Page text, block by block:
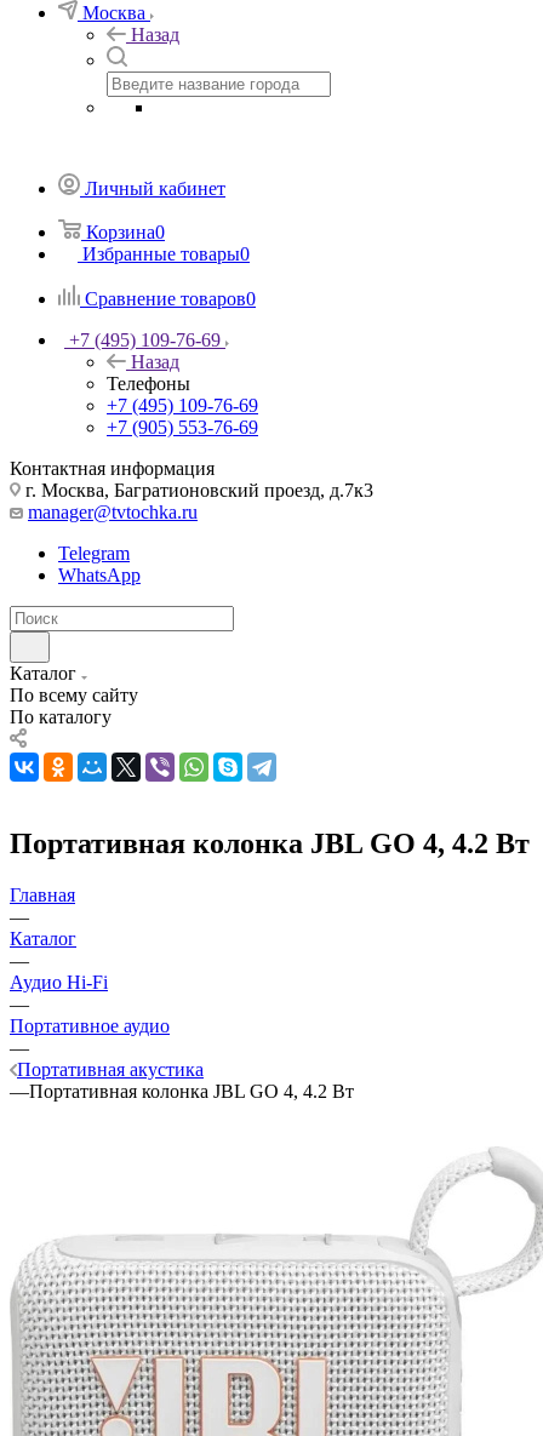
Москва
Назад
Личный кабинет
Корзина0
Избранные товары0
Сравнение товаров0
+7 (495) 109-76-69
Назад
Телефоны
+7 (495) 109-76-69
+7 (905) 553-76-69
Контактная информация
г. Москва, Багратионовский проезд, д.7к3
manager@tvtochka.ru
Telegram
WhatsApp
Каталог
По всему сайту
По каталогу
Портативная колонка JBL GO 4, 4.2 Вт
Главная
—
Каталог
—
Аудио Hi-Fi
—
Портативное аудио
—
Портативная акустика
—Портативная колонка JBL GO 4, 4.2 Вт